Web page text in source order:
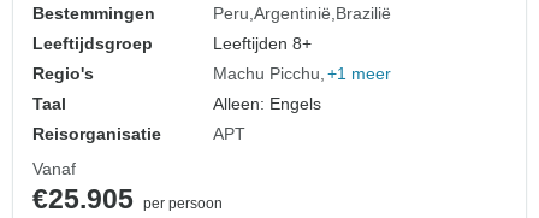
Bestemmingen
Peru Argentinië Brazilië
Leeftijdsgroep
Leeftijden 8+
Regio's
Machu Picchu +1 meer
Taal
Alleen: Engels
Reisorganisatie
APT
Vanaf
€25.905 per persoon